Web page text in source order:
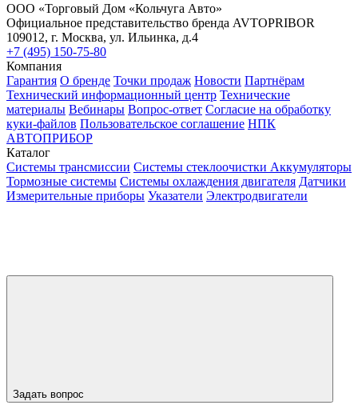
ООО «Торговый Дом «Кольчуга Авто»
Официальное представительство бренда AVTOPRIBOR
109012, г. Москва, ул. Ильинка, д.4
+7 (495) 150-75-80
Компания
Гарантия О бренде Точки продаж Новости Партнёрам
Технический информационный центр Технические
материалы Вебинары Вопрос-ответ Согласие на обработку
куки-файлов Пользовательское соглашение НПК
АВТОПРИБОР
Каталог
Системы трансмиссии Системы стеклоочистки Аккумуляторы
Тормозные системы Системы охлаждения двигателя Датчики
Измерительные приборы Указатели Электродвигатели
Задать вопрос